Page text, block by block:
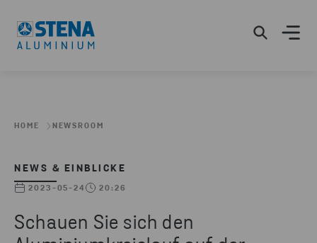
HOME NEWSROOM
NEWS & EINBLICKE
2023-05-24 20:26
Schauen Sie sich den